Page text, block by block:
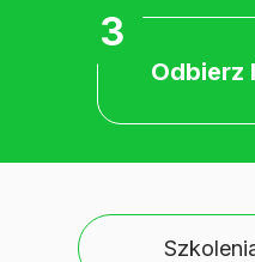
Odbierz
3